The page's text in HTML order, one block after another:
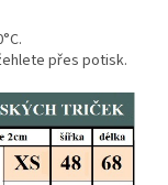
přes potisk.